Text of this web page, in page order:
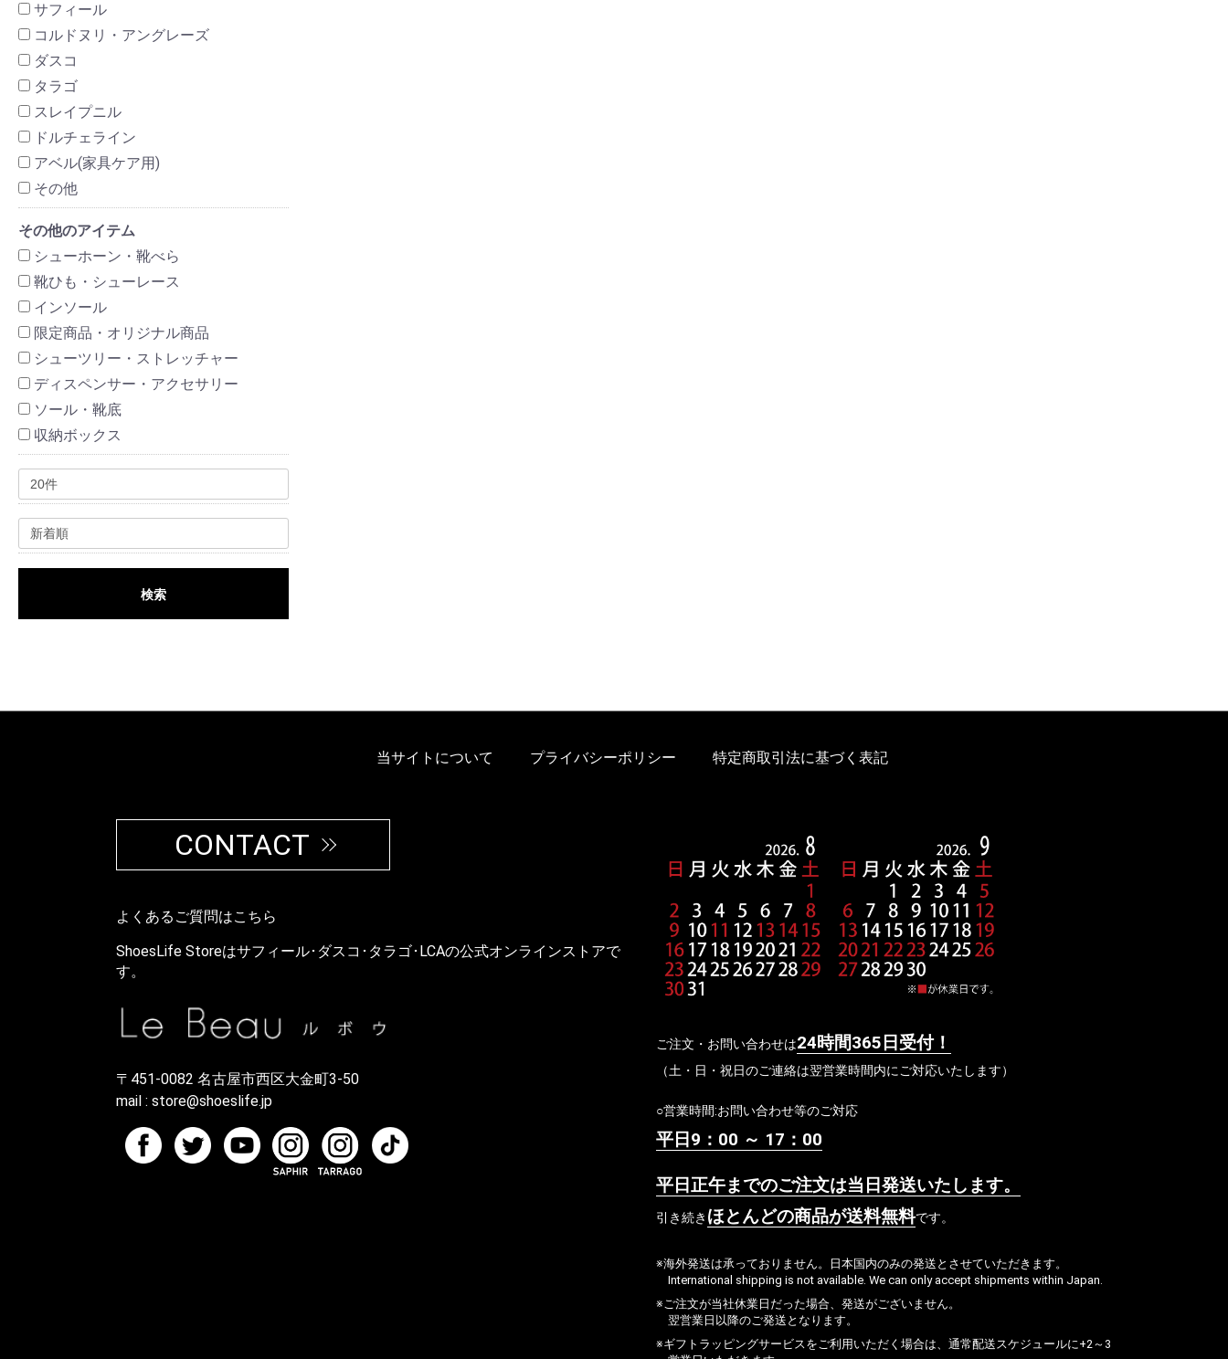
サフィール
コルドヌリ・アングレーズ
ダスコ
タラゴ
スレイプニル
ドルチェライン
アベル(家具ケア用)
その他
その他のアイテム
シューホーン・靴べら
靴ひも・シューレース
インソール
限定商品・オリジナル商品
シューツリー・ストレッチャー
ディスペンサー・アクセサリー
ソール・靴底
収納ボックス
検索
当サイトについて プライバシーポリシー 特定商取引法に基づく表記
CONTACT
よくあるご質問はこちら
ShoesLife Storeはサフィール･ダスコ･タラゴ･LCAの公式オンラインストアで
す。
〒451-0082 名古屋市西区大金町3-50
mail : store@shoeslife.jp
ご注文・お問い合わせは24時間365日受付！
（土・日・祝日のご連絡は翌営業時間内にご対応いたします）
○営業時間:お問い合わせ等のご対応
平日9：00 ～ 17：00
平日正午までのご注文は当日発送いたします。
引き続き ほとんどの商品が送料無料です。
※海外発送は承っておりません。日本国内のみの発送とさせていただきます。
International shipping is not available. We can only accept shipments within Japan.
※ご注文が当社休業日だった場合、発送がございません。
翌営業日以降のご発送となります。
※ギフトラッピングサービスをご利用いただく場合は、通常配送スケジュールに+2～3